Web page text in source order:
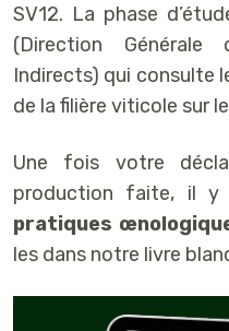
SV12. La phase
(Direction
Indirects) qui consulte
de la filière viticole sur
Une fois votre
production faite, il y
pratiques
les dans notre livre